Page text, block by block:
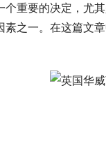
个重要的决定，尤
素之一。在这篇文